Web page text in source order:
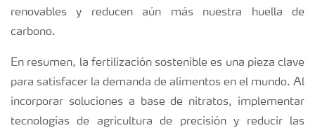
renovables y reducen aún más nuestra huella de
carbono.
En resumen, la fertilización sostenible es una pieza clave
para satisfacer la demanda de alimentos en el mundo. Al
incorporar soluciones a base de nitratos, implementar
tecnologías de agricultura de precisión y reducir las